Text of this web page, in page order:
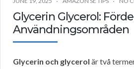
Glycerin Glycerol:
Användningsområden
Glycerin och glycerol är två